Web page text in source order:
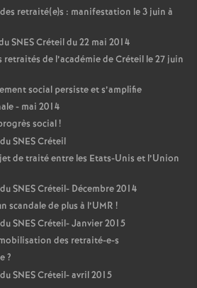
retraité(e)s : manifestation le 3 juin à
SNESCréteil du 22 mai 2014
retraités de l’académie de Créteil le 27 juin
social persiste et s’amplifie
- mai 2014
social!
SNESCréteil
de traité entre les Etats-Unis et l’Union
SNESCréteil- Décembre 2014
scandale de plus à l’UMR !
SNESCréteil- Janvier 2015
des retraité-e-s
?
SNESCréteil- avril 2015